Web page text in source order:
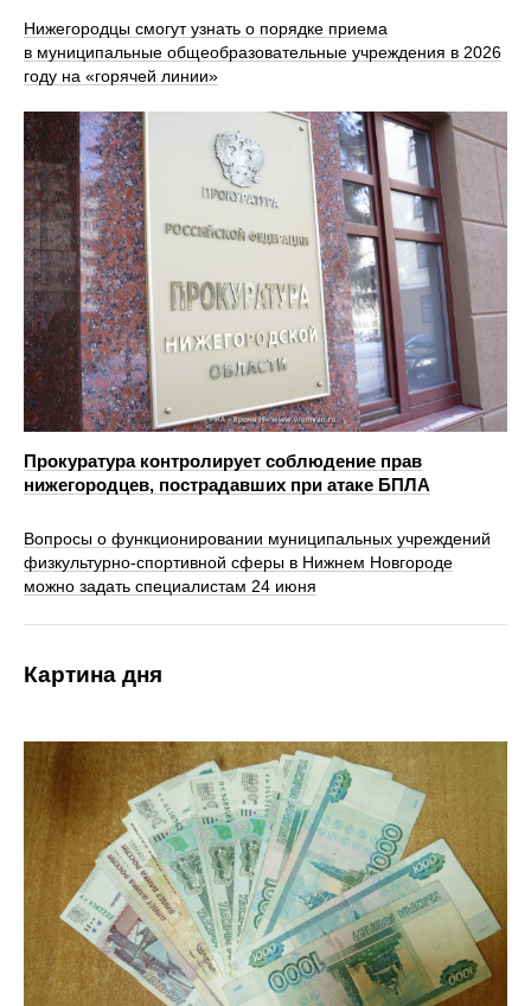
Нижегородцы смогут узнать о порядке приема
в муниципальные общеобразовательные учреждения в 2026
году на «горячей линии»
Прокуратура контролирует соблюдение прав
нижегородцев, пострадавших при атаке БПЛА
Вопросы о функционировании муниципальных учреждений
физкультурно-спортивной сферы в Нижнем Новгороде
можно задать специалистам 24 июня
Картина дня